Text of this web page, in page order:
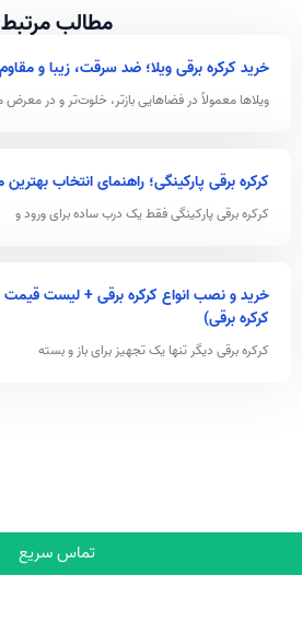
مطالب مرتبط
خرید کرکره برقی ویلا؛ ضد سرقت، زیبا و
ویلاها معمولاً در فضاهایی بازتر، خلوت‌تر و در
کرکره برقی پارکینگی؛ راهنمای انتخاب بهترین
کرکره برقی پارکینگی فقط یک درب ساده برای ورود و
خرید و نصب انواع کرکره برقی + لیست قیمت
کرکره برقی)
کرکره برقی دیگر تنها یک تجهیز برای باز و بسته
تماس سریع